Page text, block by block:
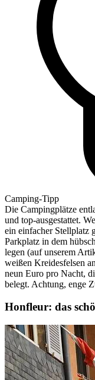
Camping-Tipp
Die Campingplätze
und top-ausgestattet.
ein einfacher Stellplatz
Parkplatz in dem
legen (auf unserem
weißen Kreidesfelsen
neun Euro pro Nacht,
belegt. Achtung, enge
Honfleur: das